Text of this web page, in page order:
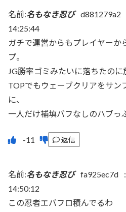
名前:名もなき忍び d881279a2
14:25:44
ガチで運営からもプレイヤーか
プ。
JG勝率ゴミみたいに落ちたのに
TOPでもウェーブクリアをサン
に、
一人だけ補填バフなしのハブっ
返信
名前:名もなき忍び fa925ec7d :
14:50:12
この忍者エバフロ積んでるわ